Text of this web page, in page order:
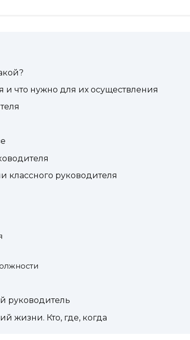
что нужно для их осуществления
классного руководителя
руководитель
жизни. Кто, где, когда